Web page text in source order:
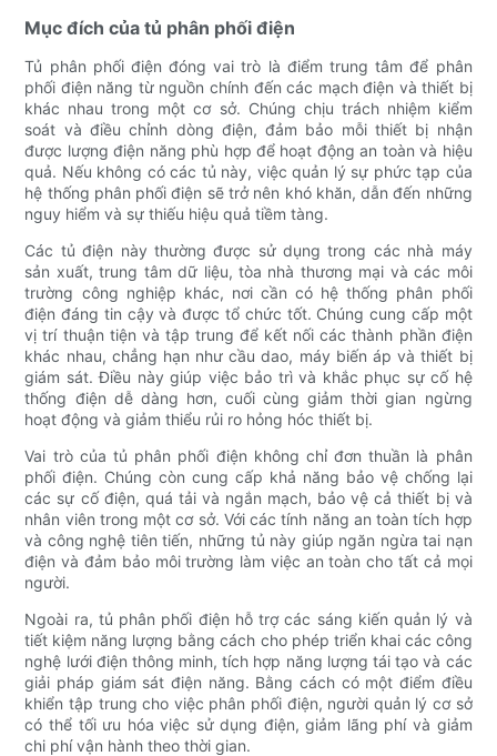
Mục đích của tủ phân phối điện
Tủ phân phối điện đóng vai trò là điểm trung tâm để phân
phối điện năng từ nguồn chính đến các mạch điện và thiết bị
khác nhau trong một cơ sở. Chúng chịu trách nhiệm kiểm
soát và điều chỉnh dòng điện, đảm bảo mỗi thiết bị nhận
được lượng điện năng phù hợp để hoạt động an toàn và hiệu
quả. Nếu không có các tủ này, việc quản lý sự phức tạp của
hệ thống phân phối điện sẽ trở nên khó khăn, dẫn đến những
nguy hiểm và sự thiếu hiệu quả tiềm tàng.
Các tủ điện này thường được sử dụng trong các nhà máy
sản xuất, trung tâm dữ liệu, tòa nhà thương mại và các môi
trường công nghiệp khác, nơi cần có hệ thống phân phối
điện đáng tin cậy và được tổ chức tốt. Chúng cung cấp một
vị trí thuận tiện và tập trung để kết nối các thành phần điện
khác nhau, chẳng hạn như cầu dao, máy biến áp và thiết bị
giám sát. Điều này giúp việc bảo trì và khắc phục sự cố hệ
thống điện dễ dàng hơn, cuối cùng giảm thời gian ngừng
hoạt động và giảm thiểu rủi ro hỏng hóc thiết bị.
Vai trò của tủ phân phối điện không chỉ đơn thuần là phân
phối điện. Chúng còn cung cấp khả năng bảo vệ chống lại
các sự cố điện, quá tải và ngắn mạch, bảo vệ cả thiết bị và
nhân viên trong một cơ sở. Với các tính năng an toàn tích hợp
và công nghệ tiên tiến, những tủ này giúp ngăn ngừa tai nạn
điện và đảm bảo môi trường làm việc an toàn cho tất cả mọi
người.
Ngoài ra, tủ phân phối điện hỗ trợ các sáng kiến ​​quản lý và
tiết kiệm năng lượng bằng cách cho phép triển khai các công
nghệ lưới điện thông minh, tích hợp năng lượng tái tạo và các
giải pháp giám sát điện năng. Bằng cách có một điểm điều
khiển tập trung cho việc phân phối điện, người quản lý cơ sở
có thể tối ưu hóa việc sử dụng điện, giảm lãng phí và giảm
chi phí vận hành theo thời gian.